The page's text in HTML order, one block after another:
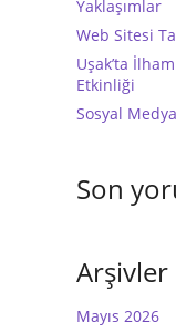
Yaklaşımlar
Web Sitesi
Uşak’ta
Etkinliği
Sosyal
Son
Arşivler
Mayıs 2026